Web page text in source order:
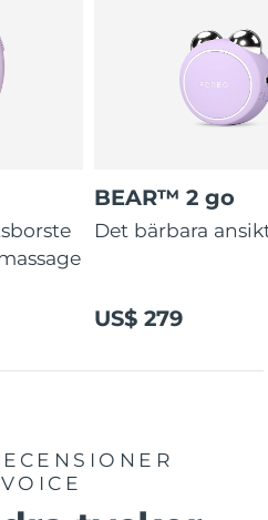
BEAR™ 2 go
Det bärbara
US$ 279